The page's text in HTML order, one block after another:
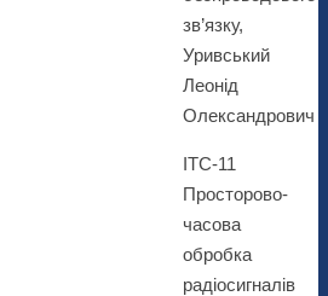
зв’язку,
Уривський
Леонід
Олександрович
ІТС-11
Просторово-
часова
обробка
радіосигналів